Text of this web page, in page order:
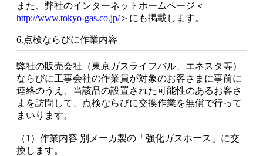
また、弊社のインターネットホームページ＜
http://www.tokyo-gas.co.jp/＞にも掲載します。
6.点検ならびに作業内容
弊社の販売会社（東京ガスライフバル、エネスタ等）
ならびに工事会社の作業員が対象のお客さまに事前に
連絡のうえ、当該品の設置された可能性のあるお客さ
まを訪問して、点検ならびに交換作業を無償で行って
まいります。
（1）作業内容 別メーカ製の「強化ガスホース」に交
換します。